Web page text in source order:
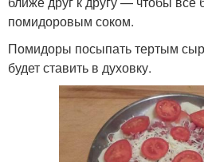
помидоровым соком.
Помидоры посыпать тертым
будет ставить в духовку.